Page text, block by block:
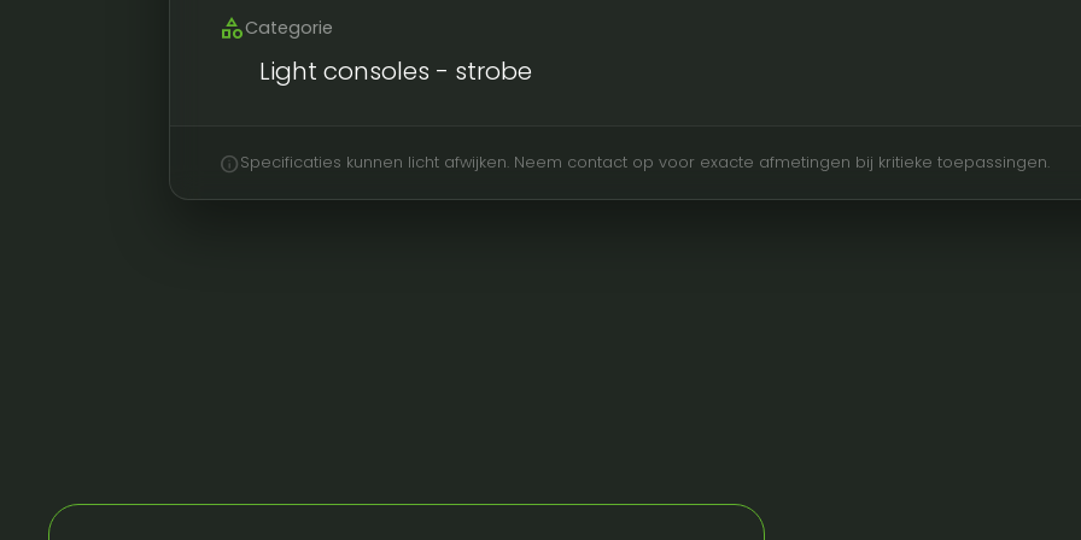
categoryCategorie
Light consoles - strobe
infoSpecificaties kunnen licht afwijken. Neem contact op voor exacte afmetingen bij kritieke toepassingen.